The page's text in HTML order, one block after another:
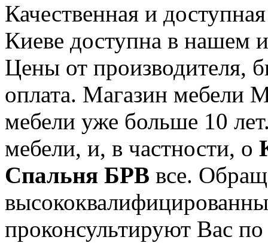
Качественная и
Киеве доступна в нашем
Цены от производителя,
оплата. Магазин мебели
мебели уже больше 10
мебели, и, в частности, о
Спальня БРВ все.
проконсультируют Вас